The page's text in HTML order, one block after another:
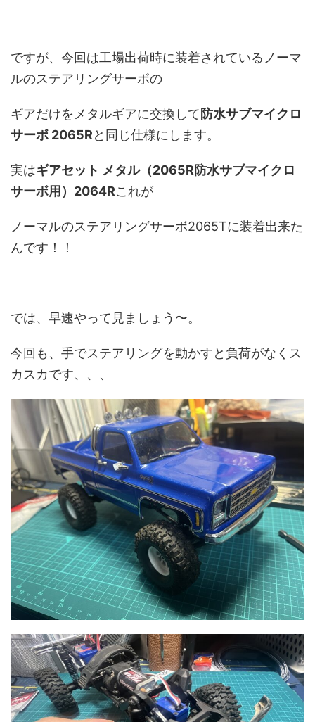
ですが、今回は工場出荷時に装着されているノーマ
ルのステアリングサーボの
ギアだけをメタルギアに交換して 防水サブマイクロ
サーボ 2065Rと同じ仕様にします。
実はギアセット メタル（2065R防水サブマイクロ
サーボ用）2064Rこれが
ノーマルのステアリングサーボ2065Tに装着出来た
んです！！
では、早速やって見ましょう〜。
今回も、手でステアリングを動かすと負荷がなくス
カスカです、、、